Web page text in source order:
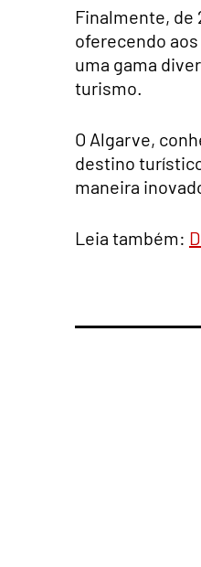
Finalmente, de
oferecendo
uma gama
turismo.
O Algarve,
destino
maneira
Leia também: